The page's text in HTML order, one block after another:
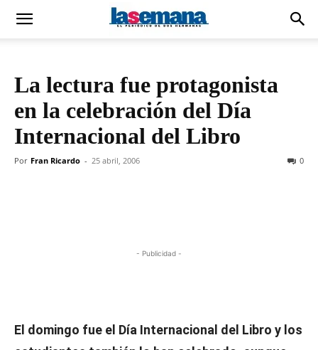
La lectura fue protagonista
en la celebración del Día
Internacional del Libro
Por Fran Ricardo - 25 abril, 2006 0
- Publicidad -
El domingo fue el Día Internacional del Libro y los